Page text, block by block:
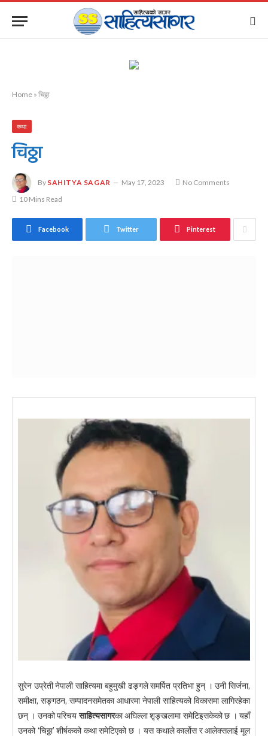
Home » चिठ्ठा
कथा
चिठ्ठा
By SAHITYA SAGAR May 17, 2023
No Comments
10 Mins Read
Facebook Twitter Pinterest
सुरेन उप्रेती नेपाली साहित्यमा बहुमुखी ढङ्गले समर्पित प्रतिभा हुन् । उनी सिर्जना,
समीक्षा, सङ्गठन, सम्पादनसमेतका आधारमा नेपाली साहित्यको विकासमा लागिरहेका
छन् । उनको परिचयसाहित्यसागरका अघिल्ला शृङ्खलामा समेटिइसकेको छ । यहाँ
उनको ‘चिठ्ठा’ शीर्षकको कथा समेटिएको छ । यस कथाले कार्लोस र आलेक्सलाई मूल